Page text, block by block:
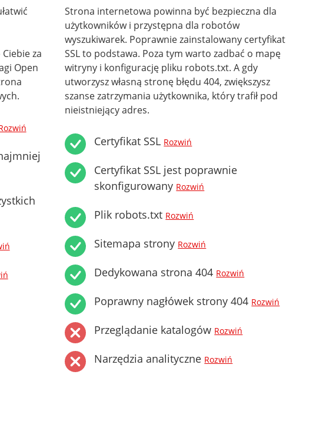
za
Open
Strona internetowa powinna być bezpieczna dla
użytkowników i przystępna dla robotów
wyszukiwarek. Poprawnie zainstalowany certyfikat
SSL to podstawa. Poza tym warto zadbać o mapę
witryny i konfigurację pliku robots.txt. A gdy
utworzysz własną stronę błędu 404, zwiększysz
szanse zatrzymania użytkownika, który trafił pod
nieistniejący adres.
Certyfikat SSL Rozwiń
Certyfikat SSL jest poprawnie
skonfigurowany Rozwiń
Plik robots.txt Rozwiń
Sitemapa strony Rozwiń
Dedykowana strona 404 Rozwiń
Poprawny nagłówek strony 404 Rozwiń
Przeglądanie katalogów Rozwiń
Narzędzia analityczne Rozwiń